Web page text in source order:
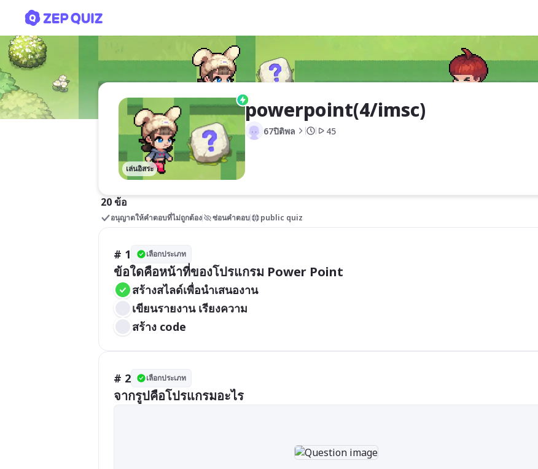
เล่นอิสระ
powerpoint(4/imsc)
67ปิติพล 45
20 ข้อ
อนุญาตให้คำตอบที่ไม่ถูกต้อง ซ่อนคำตอบ public quiz
# 1 เลือกประเภท
ข้อใดคือหน้าที่ของโปรแกรม Power Point
สร้างสไลด์เพื่อนำเสนองาน
เขียนรายงาน เรียงความ
สร้าง code
# 2 เลือกประเภท
จากรูปคือโปรแกรมอะไร